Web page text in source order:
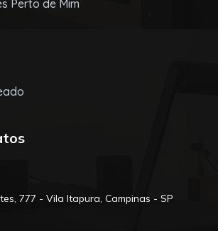
Perto de Mim
777 - Vila Itapura, Campinas - SP